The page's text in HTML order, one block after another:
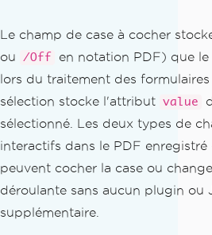
<h3>Select Priority
<label for=
riority level:</label>
select id
option value =
</ option>
<option value =
ected>Medium
Le champ de case à cocher
ou /Off
en notation PDF) que
lors du traitement des
sélection stocke l'attribut value
sélectionné. Les deux types de
interactifs dans le PDF
peuvent cocher la case ou
déroulante sans aucun plugin ou
supplémentaire.